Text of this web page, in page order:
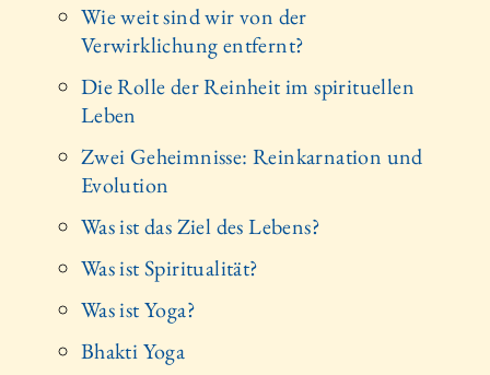
Wie weit sind wir von der
Verwirklichung entfernt?
Die Rolle der Reinheit im spirituellen
Leben
Zwei Geheimnisse: Reinkarnation und
Evolution
Was ist das Ziel des Lebens?
Was ist Spiritualität?
Was ist Yoga?
Bhakti Yoga